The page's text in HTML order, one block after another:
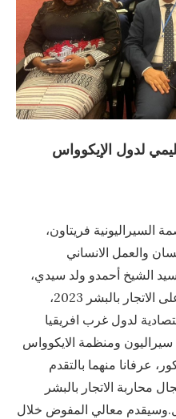
لدول الإيكوواس
السيراليونية فريتاون،
والعمل الانساني
الشيخ أحمدو ولد سيدي،
أعمال المؤتمر الاقليمي للقضاء على الاتجار بالبشر 2023،
لدول غرب افريقيا
ومنظمة الايكوواس
عرفانا منهما بالتقدم
محاربة الاتجار بالبشر
معالي المفوض خلال